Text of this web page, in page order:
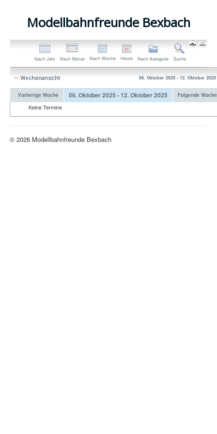
Modellbahnfreunde Bexbach
Nach Jahr Nach Monat Nach Woche Heute Nach Kategorie Suche
Wochenansicht 06. Oktober 2025 - 12. Oktober 2025
Vorherige Woche 06. Oktober 2025 - 12. Oktober 2025 Folgende Woche
Keine Termine
© 2026 Modellbahnfreunde Bexbach